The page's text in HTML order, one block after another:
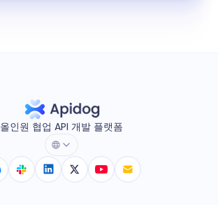
올인원 협업 API 개발 플랫폼